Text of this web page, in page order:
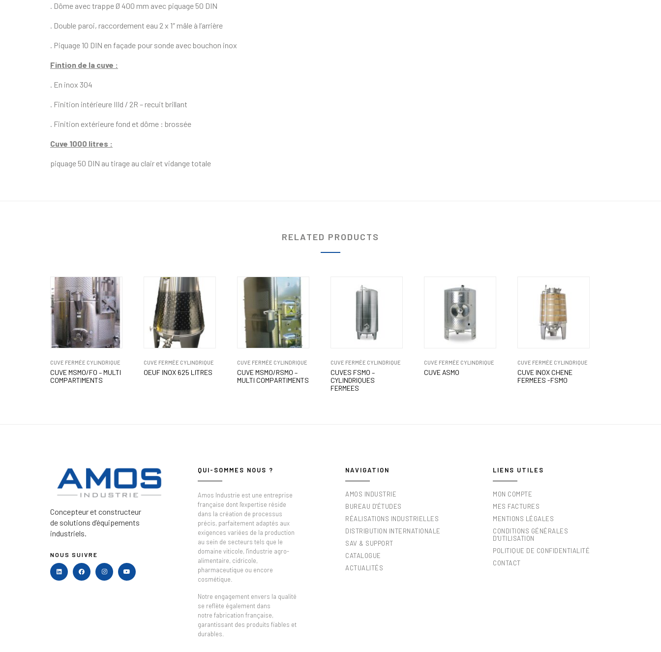
. Dôme avec trappe Ø 400 mm avec piquage 50 DIN
. Double paroi, raccordement eau 2 x 1″ mâle à l’arrière
. Piquage 10 DIN en façade pour sonde avec bouchon inox
Fintion de la cuve :
. En inox 304
. Finition intérieure IIId / 2R – recuit brillant
. Finition extérieure fond et dôme : brossée
Cuve 1000 litres :
piquage 50 DIN au tirage au clair et vidange totale
RELATED PRODUCTS
CUVE FERMÉE CYLINDRIQUE
CUVE MSMO/FO – MULTI
COMPARTIMENTS
CUVE FERMÉE CYLINDRIQUE
OEUF INOX 625 LITRES
CUVE FERMÉE CYLINDRIQUE
CUVE MSMO/RSMO –
MULTI COMPARTIMENTS
CUVE FERMÉE CYLINDRIQUE
CUVES FSMO –
CYLINDRIQUES
FERMEES
CUVE FERMÉE CYLINDRIQUE
CUVE ASMO
CUVE FERMÉE CYLINDRIQUE
CUVE INOX CHENE
FERMEES -FSMO
Concepteur et constructeur
de solutions d’équipements
industriels.
NOUS SUIVRE
QUI-SOMMES NOUS ?
Amos Industrie est une entreprise
française dont l'expertise réside
dans la création de processus
précis, parfaitement adaptés aux
exigences variées de la production
au sein de secteurs tels que le
domaine viticole, l'industrie agro-
alimentaire, cidricole,
pharmaceutique ou encore
cosmétique.
Notre engagement envers la qualité
se reflète également dans
notre fabrication française,
garantissant des produits fiables et
durables.
NAVIGATION
AMOS INDUSTRIE
BUREAU D'ÉTUDES
RÉALISATIONS INDUSTRIELLES
DISTRIBUTION INTERNATIONALE
SAV & SUPPORT
CATALOGUE
ACTUALITÉS
LIENS UTILES
MON COMPTE
MES FACTURES
MENTIONS LÉGALES
CONDITIONS GÉNÉRALES
D'UTILISATION
POLITIQUE DE CONFIDENTIALITÉ
CONTACT